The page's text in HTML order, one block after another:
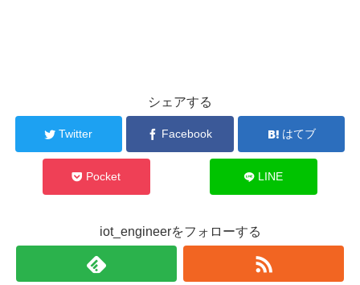
シェアする
Twitter Facebook はてブ
Pocket LINE
iot_engineerをフォローする